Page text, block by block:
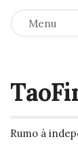
Menu
Rumo à